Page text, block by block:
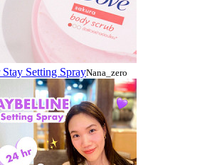
Setting SprayNana_zero